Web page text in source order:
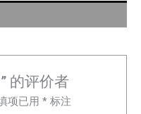
的评价者
项已用* 标注